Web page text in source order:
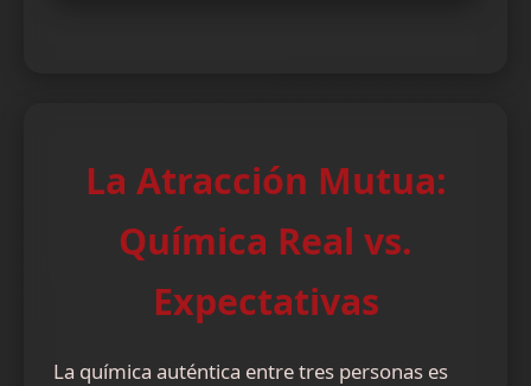
La Atracción Mutua:
Química Real vs.
Expectativas
La química auténtica entre tres personas es